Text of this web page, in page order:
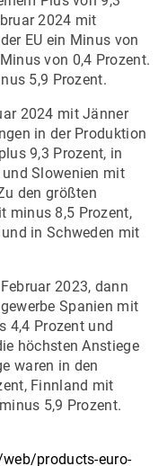
2024 mit
EU ein Minus von
von 0,4 Prozent.
5,9 Prozent.
2024 mit Jänner
in der Produktion
9,3 Prozent, in
Slowenien mit
den größten
minus 8,5 Prozent,
in Schweden mit
2023, dann
Spanien mit
4,4 Prozent und
höchsten Anstiege
waren in den
Finnland mit
5,9 Prozent.
products-euro-